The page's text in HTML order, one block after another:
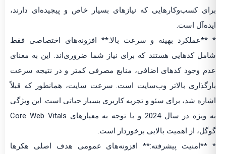
برای کسب‌وکارهایی که نیازهای بسیار خاص و پیچیده‌ای دارند،
ایده‌آل است.
* **عملکرد بهینه و سرعت بالا:** افزونه‌های اختصاصی فقط
شامل کدهایی هستند که برای نیاز شما ضروری‌اند. این به معنای
عدم وجود کدهای اضافی، منابع مصرفی کمتر و در نتیجه سرعت
بارگذاری بالاتر وب‌سایت است. سرعت سایت، همانطور که قبلاً
اشاره شد، برای سئو و تجربه کاربری بسیار حیاتی است. این ویژگی
به ویژه در سال 2024 و با توجه به معیارهای Core Web Vitals
گوگل، از اهمیت بالایی برخوردار است.
* **امنیت پیشرفته:** افزونه‌های عمومی هدف اصلی هکرها